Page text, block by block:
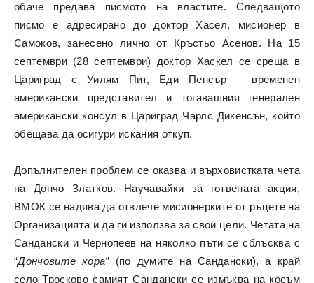
обаче предава писмото на властите. Следващото
писмо е адресирано до доктор Хасел, мисионер в
Самоков, занесено лично от Кръстьо Асенов. На 15
септември (28 септември) доктор Хаскел се среща в
Цариград с Уилям Пит, Еди Пенсър – временен
американски представител и тогавашния генерален
американски консул в Цариград Чарлс Дикенсън, който
обещава да осигури искания откуп.
Допълнителен проблем се оказва и върховистката чета
на Дончо Златков. Научавайки за готвената акция,
ВМОК се надява да отвлече мисионерките от ръцете на
Организацията и да ги използва за свои цели. Четата на
Сандански и Чернопеев на няколко пъти се сблъсква с
“Дончовите хора”(по думите на Сандански), а край
село Тросково самият Сандански се измъква на косъм